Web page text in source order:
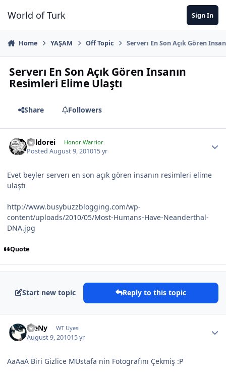
World of Turk Sign In
Home YAŞAM Off Topic Serverı En Son Açık Gören
Serverı En Son Açık Gören Insanın
Resimleri Elime Ulaştı
Share Followers
Kaldorei Honor Warrior
PostedAugust 9, 201015 yr
Evet beyler serverı en son açık gören insanın resimleri elime
ulaştı
http://www.busybuzzblogging.com/wp-
content/uploads/2010/05/Most-Humans-Have-Neanderthal-
DNA.jpg
Quote
Start new topic Reply to this topic
WeNy WT Uyesi
August 9, 201015 yr
AaAaA Biri Gizlice MUstafa nin Fotografını Çekmiş :P